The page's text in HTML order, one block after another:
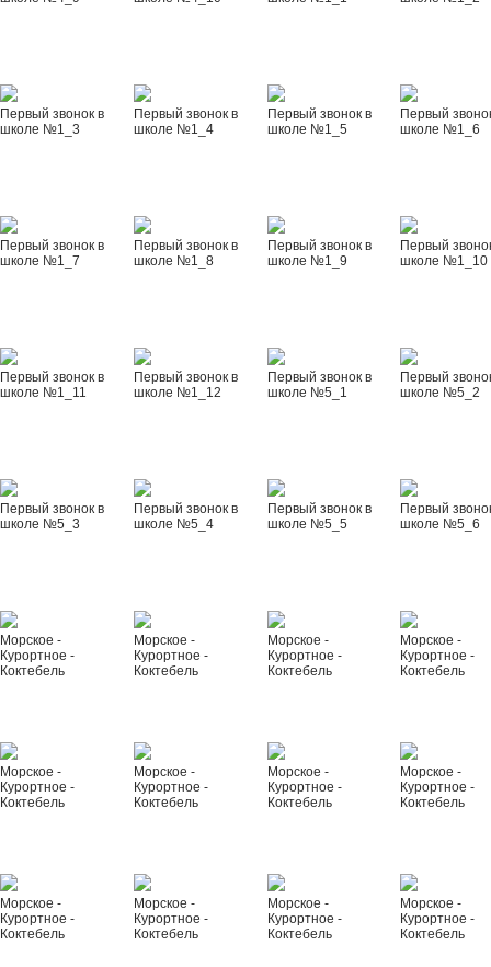
Первый звонок в
школе №1_3
Первый звонок в
школе №1_4
Первый звонок в
школе №1_5
Первый
школе №1_6
Первый звонок в
школе №1_7
Первый звонок в
школе №1_8
Первый звонок в
школе №1_9
Первый
школе №1_10
Первый звонок в
школе №1_11
Первый звонок в
школе №1_12
Первый звонок в
школе №5_1
Первый
школе №5_2
Первый звонок в
школе №5_3
Первый звонок в
школе №5_4
Первый звонок в
школе №5_5
Первый
школе №5_6
Морское -
Курортное -
Коктебель
Морское -
Курортное -
Коктебель
Морское -
Курортное -
Коктебель
Морское -
Курортное -
Коктебель
Морское -
Курортное -
Коктебель
Морское -
Курортное -
Коктебель
Морское -
Курортное -
Коктебель
Морское -
Курортное -
Коктебель
Морское -
Курортное -
Коктебель
Морское -
Курортное -
Коктебель
Морское -
Курортное -
Коктебель
Морское -
Курортное -
Коктебель